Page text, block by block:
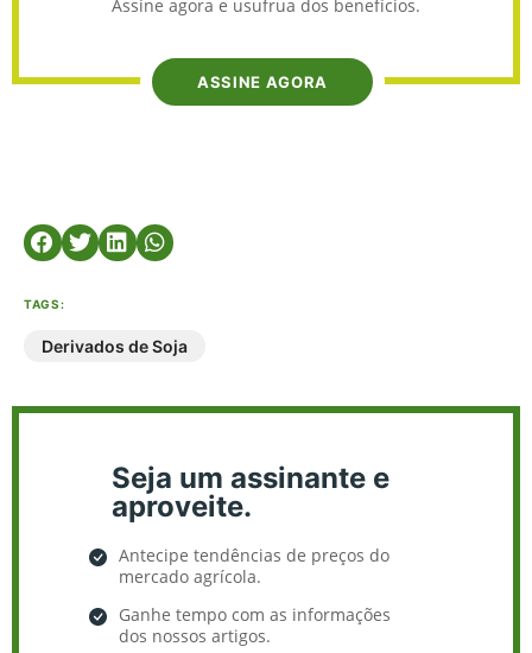
Assine agora e usufrua dos benefícios.
ASSINE AGORA
TAGS:
Derivados de Soja
Seja um assinante e
aproveite.
Antecipe tendências de preços do
mercado agrícola.
Ganhe tempo com as informações
dos nossos artigos.